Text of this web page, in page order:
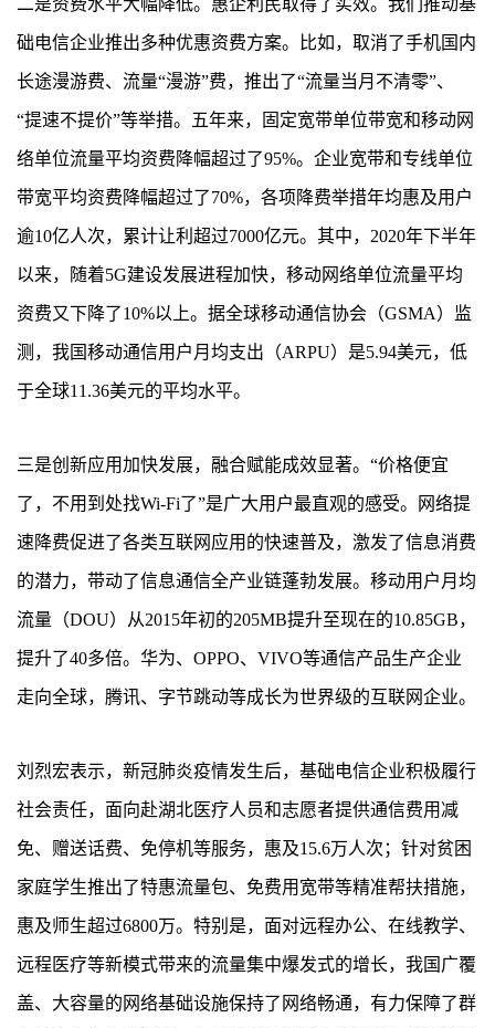
础电信企业推出多种优惠资费方案。比如，取消了手机国内
长途漫游费、流量“漫游”费，推出了“流量当月不清零”、
“提速不提价”等举措。五年来，固定宽带单位带宽和移动网
络单位流量平均资费降幅超过了95%。企业宽带和专线单位
带宽平均资费降幅超过了70%，各项降费举措年均惠及用户
逾10亿人次，累计让利超过7000亿元。其中，2020年下半年
以来，随着5G建设发展进程加快，移动网络单位流量平均
资费又下降了10%以上。据全球移动通信协会（GSMA）监
测，我国移动通信用户月均支出（ARPU）是5.94美元，低
于全球11.36美元的平均水平。
三是创新应用加快发展，融合赋能成效显著。“价格便宜
了，不用到处找Wi-Fi了”是广大用户最直观的感受。网络提
速降费促进了各类互联网应用的快速普及，激发了信息消费
的潜力，带动了信息通信全产业链蓬勃发展。移动用户月均
流量（DOU）从2015年初的205MB提升至现在的10.85GB，
提升了40多倍。华为、OPPO、VIVO等通信产品生产企业
走向全球，腾讯、字节跳动等成长为世界级的互联网企业。
刘烈宏表示，新冠肺炎疫情发生后，基础电信企业积极履行
社会责任，面向赴湖北医疗人员和志愿者提供通信费用减
免、赠送话费、免停机等服务，惠及15.6万人次；针对贫困
家庭学生推出了特惠流量包、免费用宽带等精准帮扶措施，
惠及师生超过6800万。特别是，面对远程办公、在线教学、
远程医疗等新模式带来的流量集中爆发式的增长，我国广覆
盖、大容量的网络基础设施保持了网络畅通，有力保障了群